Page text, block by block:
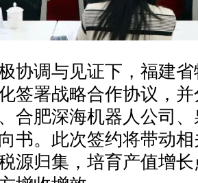
调与见证下，福建省
签署战略合作协议，
合肥深海机器人公司
书。此次签约将带动
源归集，培育产值增